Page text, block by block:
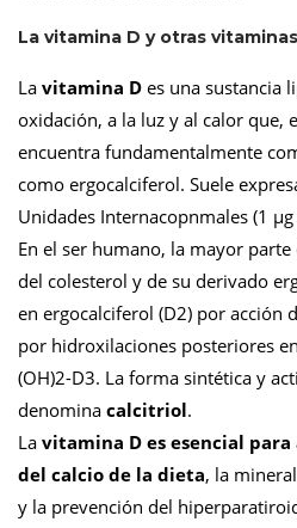
La vitamina D y otras
La vitamina D es una sustancia
oxidación, a la luz y al calor que,
encuentra fundamentalmente
como ergocalciferol. Suele
Unidades Internacopnmales (1 μg
En el ser humano, la mayor parte
del colesterol y de su derivado
en ergocalciferol (D2) por acción
por hidroxilaciones posteriores
(OH)2-D3. La forma sintética y
denomina calcitriol.
La vitamina D es esencial
del calcio de la dieta, la
y la prevención del